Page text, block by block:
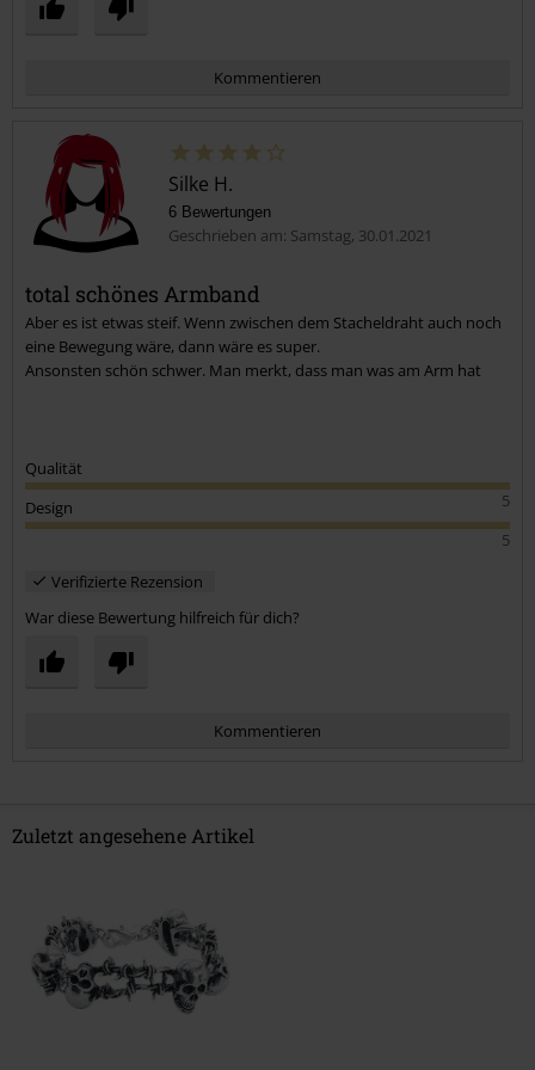
abraten außer ihr könnt es verlängern.
Kommentieren
Kommentar jetzt abschicken!
Silke H.
6 Bewertungen
Geschrieben am: Samstag, 30.01.2021
total schönes Armband
Aber es ist etwas steif. Wenn zwischen dem Stacheldraht auch noch
eine Bewegung wäre, dann wäre es super.
Ansonsten schön schwer. Man merkt, dass man was am Arm hat
Qualität
5
Design
5
Verifizierte Rezension
War diese Bewertung hilfreich für dich?
Kommentieren
Kommentar jetzt abschicken!
Zuletzt angesehene Artikel